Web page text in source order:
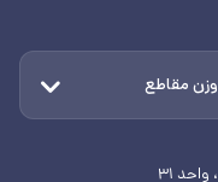
وزن مقاطع